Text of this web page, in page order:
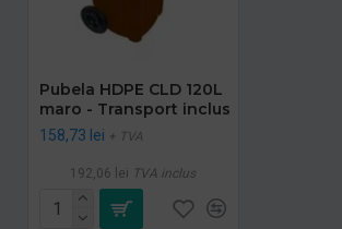
Pubela HDPE CLD 120L
maro - Transport inclus
158,73 lei + TVA
192,06 lei TVA inclus